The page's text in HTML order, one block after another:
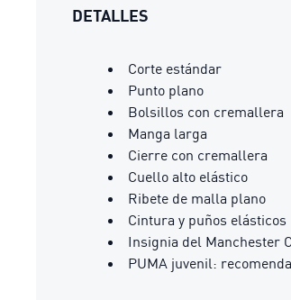
DETALLES
Corte estándar
Punto plano
Bolsillos con cremallera
Manga larga
Cierre con cremallera
Cuello alto elástico
Ribete de malla plano
Cintura y puños elásticos
Insignia del Manchester
PUMA juvenil: